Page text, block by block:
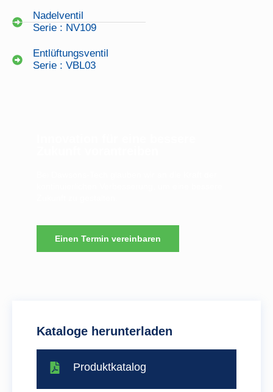
Nadelventil
Serie : NV109
Entlüftungsventil
Serie : VBL03
Einen Termin vereinbaren
Kataloge herunterladen
Produktkatalog